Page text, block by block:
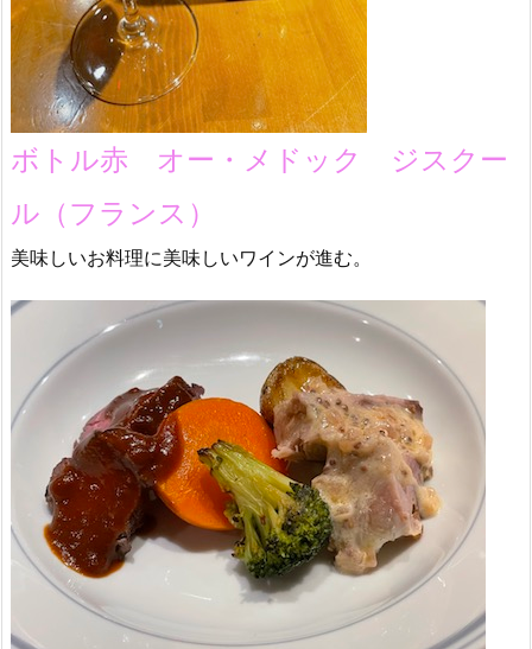
ボトル赤 オー・メドック ジスクー
ル（フランス）
美味しいお料理に美味しいワインが進む。